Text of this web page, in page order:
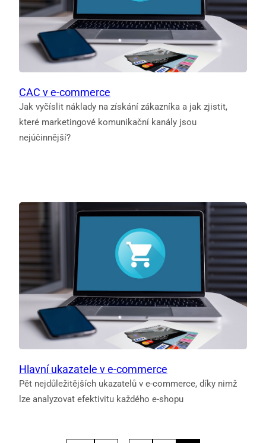
CAC v e-commerce
Jak vyčíslit náklady na získání zákazníka a jak zjistit,
které marketingové komunikační kanály jsou
nejúčinnější?
Hlavní ukazatele v e-commerce
Pět nejdůležitějších ukazatelů v e-commerce, díky nimž
lze analyzovat efektivitu každého e-shopu